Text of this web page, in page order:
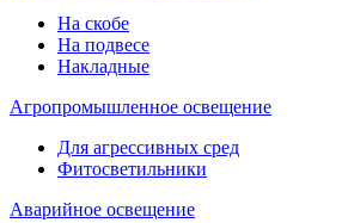
На скобе
На подвесе
Накладные
Агропромышленное освещение
Для агрессивных сред
Фитосветильники
Аварийное освещение